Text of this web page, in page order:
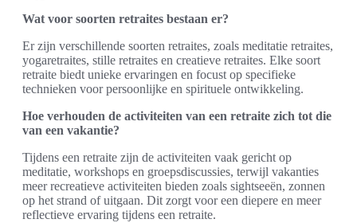
Wat voor soorten retraites bestaan er?
Er zijn verschillende soorten retraites, zoals meditatie retraites,
yogaretraites, stille retraites en creatieve retraites. Elke soort
retraite biedt unieke ervaringen en focust op specifieke
technieken voor persoonlijke en spirituele ontwikkeling.
Hoe verhouden de activiteiten van een retraite zich tot die
van een vakantie?
Tijdens een retraite zijn de activiteiten vaak gericht op
meditatie, workshops en groepsdiscussies, terwijl vakanties
meer recreatieve activiteiten bieden zoals sightseeën, zonnen
op het strand of uitgaan. Dit zorgt voor een diepere en meer
reflectieve ervaring tijdens een retraite.